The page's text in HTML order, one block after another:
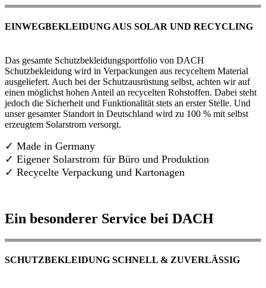
EINWEGBEKLEIDUNG AUS SOLAR UND RECYCLING
Das gesamte Schutzbekleidungsportfolio von DACH
Schutzbekleidung wird in Verpackungen aus recyceltem Material
ausgeliefert. Auch bei der Schutzausrüstung selbst, achten wir auf
einen möglichst hohen Anteil an recycelten Rohstoffen. Dabei steht
jedoch die Sicherheit und Funktionalität stets an erster Stelle. Und
unser gesamter Standort in Deutschland wird zu 100 % mit selbst
erzeugtem Solarstrom versorgt.
✓ Made in Germany
✓ Eigener Solarstrom für Büro und Produktion
✓ Recycelte Verpackung und Kartonagen
Ein besonderer Service bei DACH
SCHUTZBEKLEIDUNG SCHNELL & ZUVERLÄSSIG